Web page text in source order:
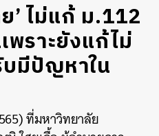
’ ไม่แก้ ม.112
ราะยังแก้ไม่
มีปัญหาใน
ที่มหาวิทยาลัย